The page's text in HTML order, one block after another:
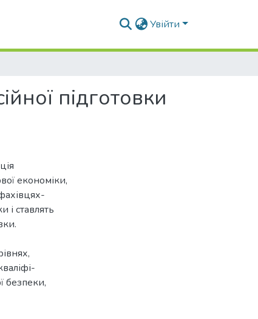
Увійти
підготовки
економіки,
і ставлять
безпеки,